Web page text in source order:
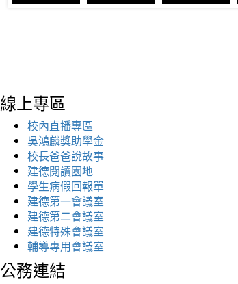
線上專區
校內直播專區
吳鴻麟獎助學金
校長爸爸說故事
建德閱讀園地
學生病假回報單
建德第一會議室
建德第二會議室
建德特殊會議室
輔導專用會議室
公務連結